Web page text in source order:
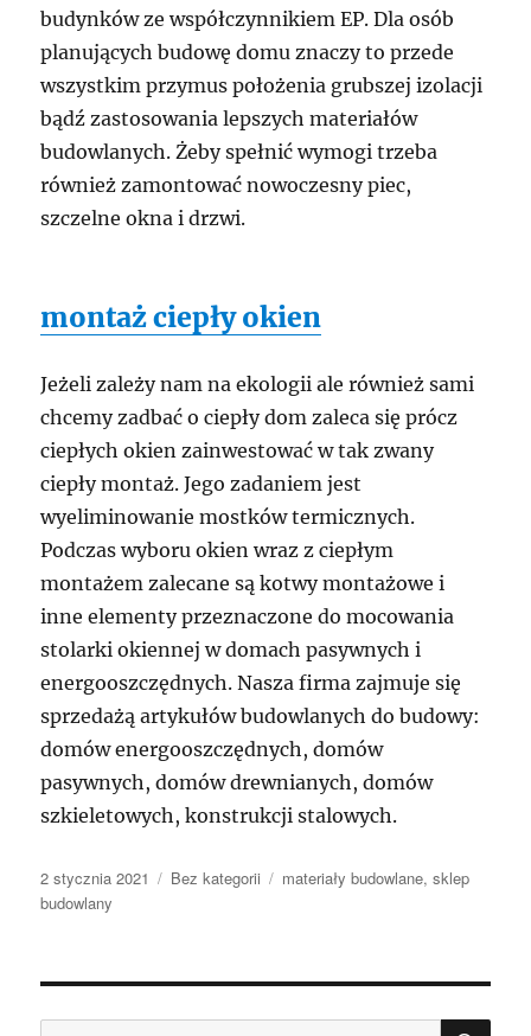
budynków ze współczynnikiem EP. Dla osób
planujących budowę domu znaczy to przede
wszystkim przymus położenia grubszej izolacji
bądź zastosowania lepszych materiałów
budowlanych. Żeby spełnić wymogi trzeba
również zamontować nowoczesny piec,
szczelne okna i drzwi.
montaż ciepły okien
Jeżeli zależy nam na ekologii ale również sami
chcemy zadbać o ciepły dom zaleca się prócz
ciepłych okien zainwestować w tak zwany
ciepły montaż. Jego zadaniem jest
wyeliminowanie mostków termicznych.
Podczas wyboru okien wraz z ciepłym
montażem zalecane są kotwy montażowe i
inne elementy przeznaczone do mocowania
stolarki okiennej w domach pasywnych i
energooszczędnych. Nasza firma zajmuje się
sprzedażą artykułów budowlanych do budowy:
domów energooszczędnych, domów
pasywnych, domów drewnianych, domów
szkieletowych, konstrukcji stalowych.
Data
publikacji
2 stycznia 2021 Kategorie
Bez kategorii Tagi
materiały budowlane,sklep
budowlany